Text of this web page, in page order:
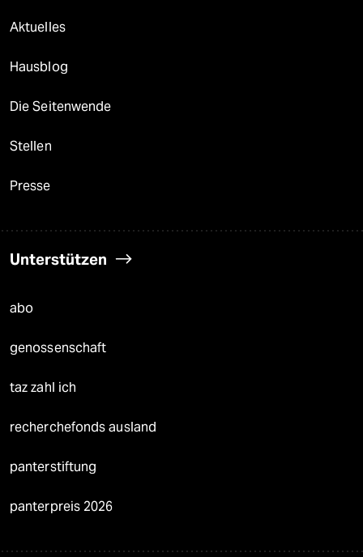
Aktuelles
Hausblog
Die Seitenwende
Stellen
Presse
Unterstützen
abo
genossenschaft
taz zahl ich
recherchefonds ausland
panterstiftung
panterpreis 2026